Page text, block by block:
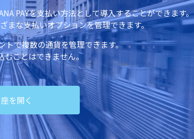
PAYを支払い方法として導入することができます。
まな支払いオプションを管理できます。
トで複数の通貨を管理できます。
ことはできません。
を開く